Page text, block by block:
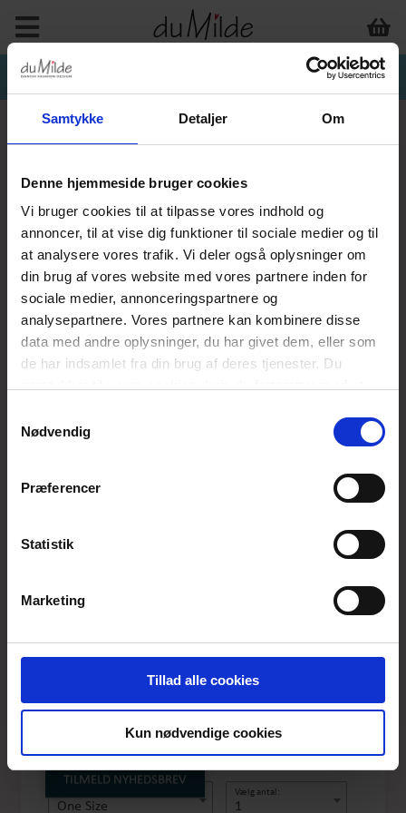
Samtykke Detaljer Om
Denne hjemmeside bruger cookies
Vi bruger cookies til at tilpasse vores indhold og
annoncer, til at vise dig funktioner til sociale medier og til
at analysere vores trafik. Vi deler også oplysninger om
din brug af vores website med vores partnere inden for
sociale medier, annonceringspartnere og
analysepartnere. Vores partnere kan kombinere disse
data med andre oplysninger, du har givet dem, eller som
de har indsamlet fra din brug af deres tjenester. Du
Nødvendig
Præferencer
Statistik
Marketing
Tillad alle cookies
Kun nødvendige cookies
KAZURI ØRERINGE,
LIANA
Produktnummer: TIL-03-055
DKK 150,-
One Size
Vælg antal:
1
TILMELD NYHEDSBREV